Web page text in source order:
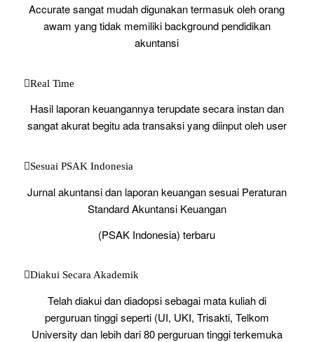
Accurate sangat mudah digunakan termasuk oleh orang
awam yang tidak memiliki background pendidikan
akuntansi
Real Time
Hasil laporan keuangannya terupdate secara instan dan
sangat akurat begitu ada transaksi yang diinput oleh user
Sesuai PSAK Indonesia
Jurnal akuntansi dan laporan keuangan sesuai Peraturan
Standard Akuntansi Keuangan
(PSAK Indonesia) terbaru
Diakui Secara Akademik
Telah diakui dan diadopsi sebagai mata kuliah di
perguruan tinggi seperti (UI, UKI, Trisakti, Telkom
University dan lebih dari 80 perguruan tinggi terkemuka